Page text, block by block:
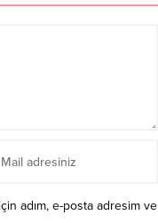
adım, e-posta adresim ve